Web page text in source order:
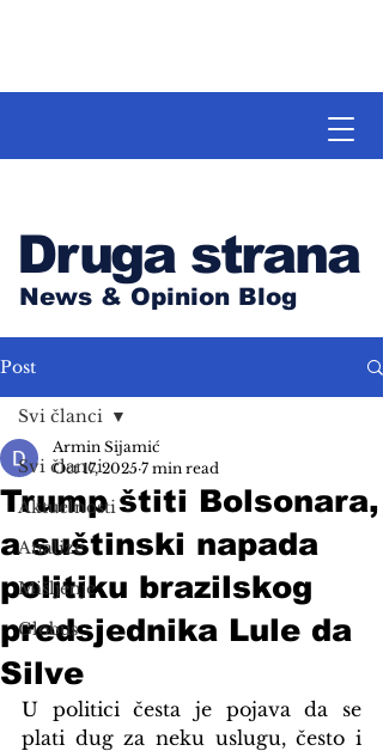
Druga strana
News & Opinion Blog
Post
Svi članci
Aktuelnosti
Analize
Mišljenje
Globus
Svi članci
Trump štiti Bolsonara,
a suštinski napada
politiku brazilskog
predsjednika Lule da
Silve
Armin Sijamić
Oct 17, 2025 7 min read
U politici česta je pojava da se
plati dug za neku uslugu, često i